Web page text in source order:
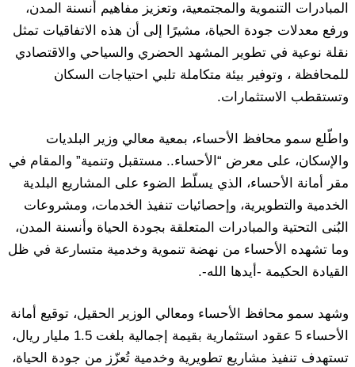
المبادرات التنموية والمجتمعية، وتعزيز مفاهيم أنسنة المدن،
ورفع معدلات جودة الحياة، مشيرًا إلى أن هذه الاتفاقيات تمثل
نقلة نوعية في تطوير المشهد الحضري والسياحي والاقتصادي
للمحافظة ، وتوفير بيئة متكاملة تلبي احتياجات السكان
وتستقطب الاستثمارات.
واطّلع سمو محافظ الأحساء، بمعية معالي وزير البلديات
والإسكان، على معرض “الأحساء.. مستقبل وتنمية” والمقام في
مقر أمانة الأحساء، الذي يسلّط الضوء على المشاريع البلدية
الخدمية والتطويرية، وإحصائيات تنفيذ الخدمات، ومشروعات
البُنى التحتية والمبادرات المتعلقة بجودة الحياة وأنسنة المدن،
وما تشهده الأحساء من نهضة تنموية وخدمية متسارعة في ظل
القيادة الحكيمة -أيدها الله-.
وشهد سمو محافظ الأحساء ومعالي الوزير الحقيل، توقيع أمانة
الأحساء 5 عقود استثمارية بقيمة إجمالية بلغت 1.5 مليار ريال،
تستهدف تنفيذ مشاريع تطويرية وخدمية تُعزّز من جودة الحياة،